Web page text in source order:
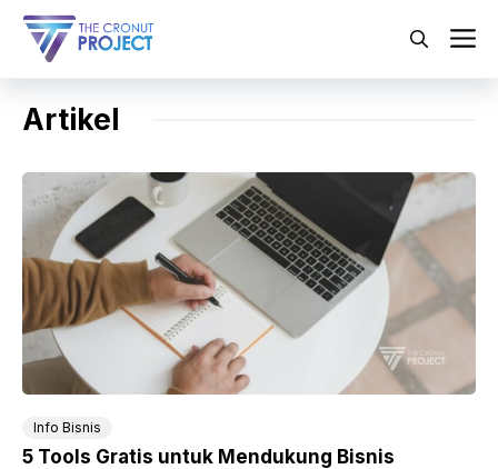
Langsung
Artikel
Info Bisnis
5 Tools Gratis untuk Mendukung Bisnis